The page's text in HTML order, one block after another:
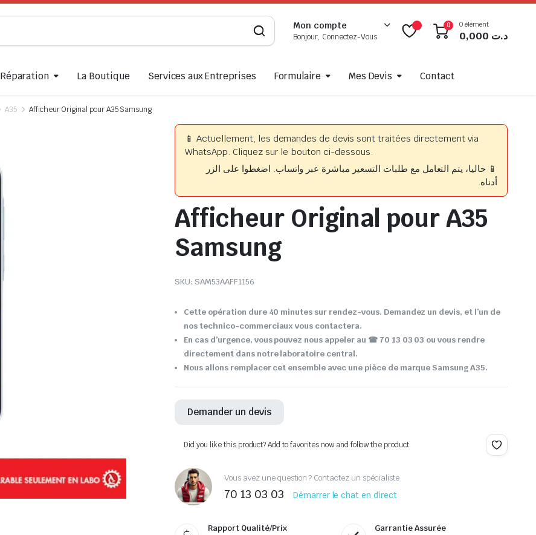
Mon compte
Bonjour, Connectez-Vous
0 0 élément
د.ت
Réparation La Boutique Services aux Entreprises Formulaire Mes Devis Contact
A35 Afficheur Original pour A35 Samsung
📱 Actuellement, les demandes de devis sont traitées directement via
WhatsApp. Cliquez sur le bouton ci-dessous.
📱 حاليا، يتم التعامل مع طلبات التسعير مباشرة عبر واتساب. اضغطوا على الزر
أدناه.
Afficheur Original pour A35
Samsung
SKU: SAM53AAFF1156
Cette opération dure 40 minutes sur rendez-vous. Demandez un devis, et l’un de
nos technico-commerciaux vous contactera.
En cas d’urgence, vous pouvez nous appeler au ☎ 70 13 03 03 ou vous rendre
directement dans notre laboratoire central.
Nous allons remplacer cet ensemble avec une pièce de marque Samsung A35.
Demander un devis
Did you like this product? Add to favorites now and follow the product.
Vous avez une question ? Contactez un spécialiste
70 13 03 03 Démarrer le chat en direct
Rapport Qualité/Prix Garrantie Assurée